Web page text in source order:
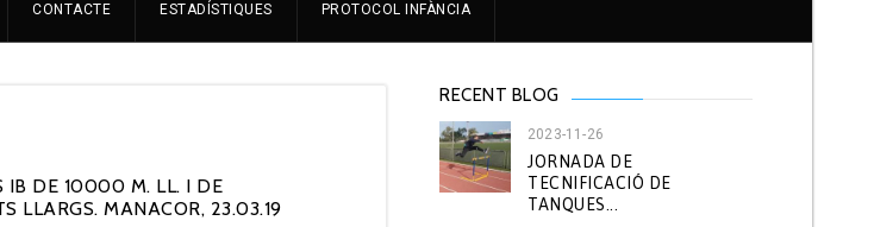
CONTACTE ESTADÍSTIQUES PROTOCOL INFÀNCIA
IB DE 10000 M. LL. I DE
LLARGS. MANACOR, 23.03.19
RECENT BLOG
2023-11-26
JORNADA DE
TECNIFICACIÓ DE
TANQUES...